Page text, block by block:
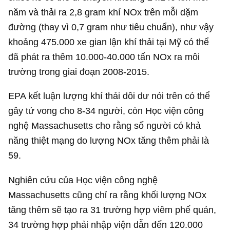
năm và thải ra 2,8 gram khí NOx trên mỗi dặm
đường (thay vì 0,7 gram như tiêu chuẩn), như vậy
khoảng 475.000 xe gian lận khí thải tại Mỹ có thể
đã phát ra thêm 10.000-40.000 tấn NOx ra môi
trường trong giai đoạn 2008-2015.
EPA kết luận lượng khí thải dôi dư nói trên có thể
gây tử vong cho 8-34 người, còn Học viện công
nghệ Massachusetts cho rằng số người có khả
năng thiệt mạng do lượng NOx tăng thêm phải là
59.
Nghiên cứu của Học viện công nghệ
Massachusetts cũng chỉ ra rằng khối lượng NOx
tăng thêm sẽ tạo ra 31 trường hợp viêm phế quản,
34 trường hợp phải nhập viện dẫn đến 120.000